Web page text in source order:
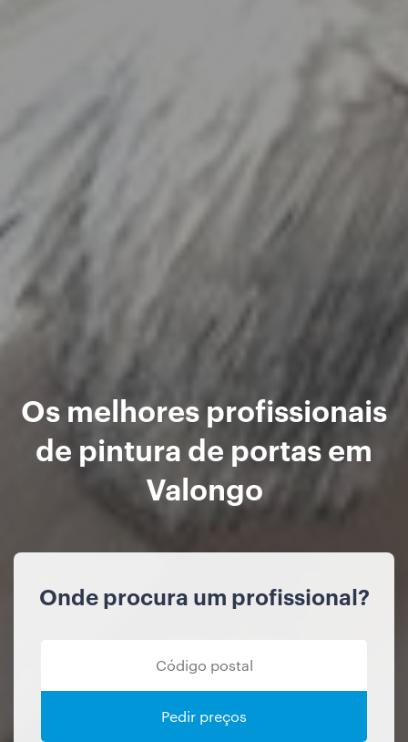
Os melhores profissionais
de pintura de portas em
Valongo
Onde procura um profissional?
Pedir preços